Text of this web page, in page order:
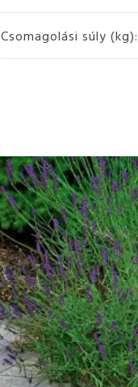
Csomagolási súly